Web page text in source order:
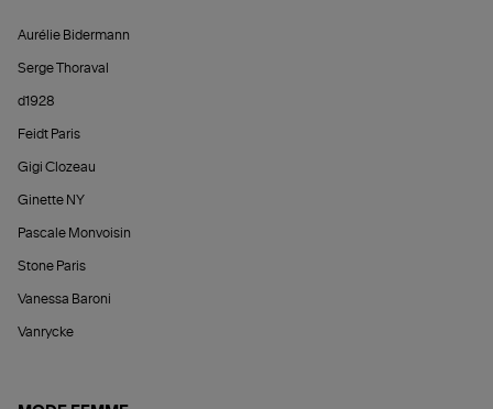
Aurélie Bidermann
Serge Thoraval
d1928
Feidt Paris
Gigi Clozeau
Ginette NY
Pascale Monvoisin
Stone Paris
Vanessa Baroni
Vanrycke